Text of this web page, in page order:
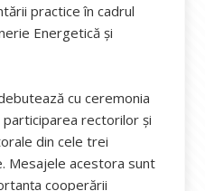
practice în cadrul
Energetică și
cu ceremonia
rectorilor și
din cele trei
Mesajele acestora sunt
cooperării